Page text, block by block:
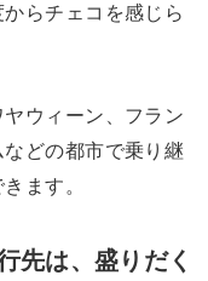
らチェコを感じら
ウィーン、フラン
どの都市で乗り継
ます。
先は、盛りだく